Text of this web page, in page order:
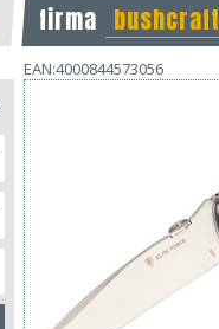
firma bushcraft
EAN:4000844573056